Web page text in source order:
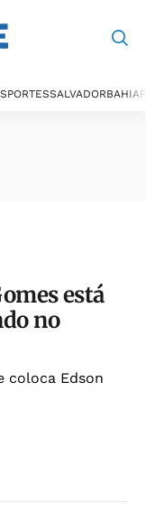
SALVADORBAHIA
está
no
coloca Edson